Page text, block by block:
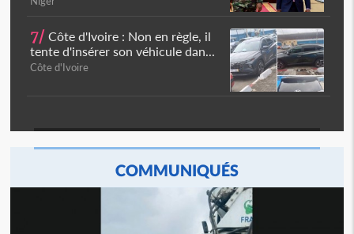
7/ Côte d'Ivoire : Non en règle, il
tente d'insérer son véhicule dan...
Côte d'Ivoire
COMMUNIQUÉS